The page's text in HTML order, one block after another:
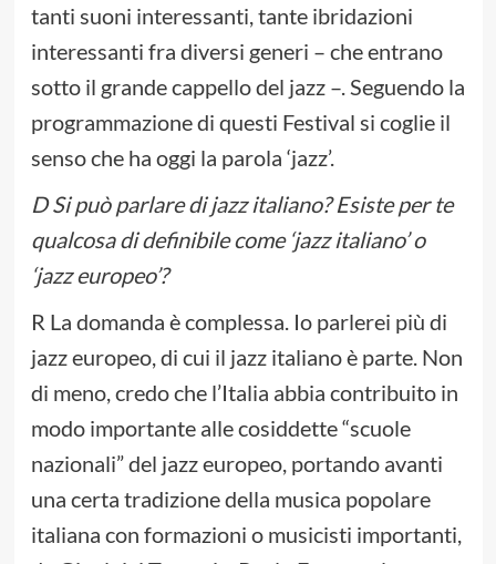
tanti suoni interessanti, tante ibridazioni
interessanti fra diversi generi – che entrano
sotto il grande cappello del jazz –. Seguendo la
programmazione di questi Festival si coglie il
senso che ha oggi la parola ‘jazz’.
D Si può parlare di jazz italiano? Esiste per te
qualcosa di definibile come ‘jazz italiano’ o
‘jazz europeo’?
R La domanda è complessa. Io parlerei più di
jazz europeo, di cui il jazz italiano è parte. Non
di meno, credo che l’Italia abbia contribuito in
modo importante alle cosiddette “scuole
nazionali” del jazz europeo, portando avanti
una certa tradizione della musica popolare
italiana con formazioni o musicisti importanti,